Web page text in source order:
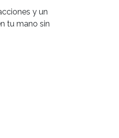
y un
tu mano sin